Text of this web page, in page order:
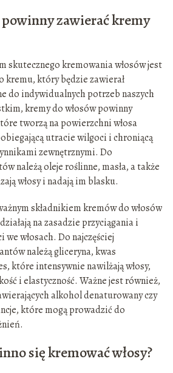
powinny zawierać kremy
skutecznego kremowania włosów jest
który będzie zawierał
do indywidualnych potrzeb naszych
kremy do włosów powinny
tworzą na powierzchni włosa
utracie wilgoci i chroniącą
zewnętrznymi. Do
należą oleje roślinne, masła, a także
włosy i nadają im blasku.
składnikiem kremów do włosów
na zasadzie przyciągania i
włosach. Do najczęściej
należą gliceryna, kwas
które intensywnie nawilżają włosy,
i elastyczność. Ważne jest również,
alkohol denaturowany czy
które mogą prowadzić do
się kremować włosy?